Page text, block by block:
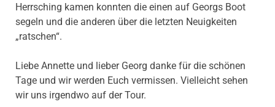
Herrsching kamen konnten die einen auf Georgs Boot
segeln und die anderen über die letzten Neuigkeiten
„ratschen“.
Liebe Annette und lieber Georg danke für die schönen
Tage und wir werden Euch vermissen. Vielleicht sehen
wir uns irgendwo auf der Tour.